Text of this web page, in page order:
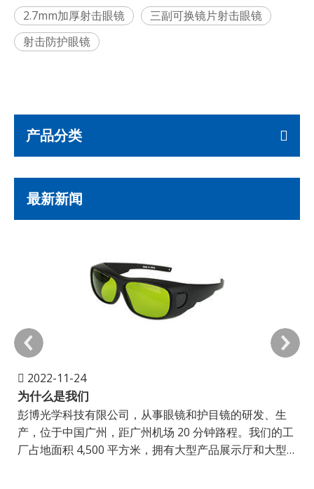
2.7mm加厚射击眼镜
三副可换镜片射击眼镜
射击防护眼镜
产品分类
最新新闻
2022-11-24
为什么是我们
彭博光学科技有限公司，从事眼镜和护目镜的研发、生
产，位于中国广州，距广州机场 20 分钟路程。我们的工
厂占地面积 4,500 平方米，拥有大型产品展示厅和大型